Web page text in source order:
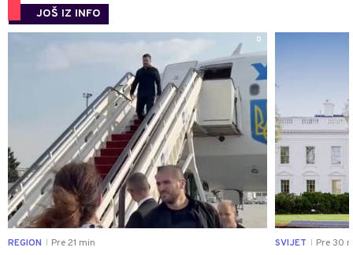
JOŠ IZ INFO
0
REGION Pre 21 min SVIJET Pre 30